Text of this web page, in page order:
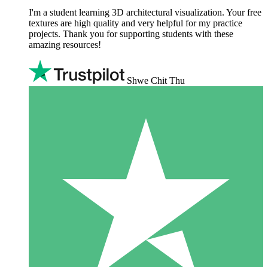
I'm a student learning 3D architectural visualization. Your free
textures are high quality and very helpful for my practice
projects. Thank you for supporting students with these
amazing resources!
Shwe Chit Thu